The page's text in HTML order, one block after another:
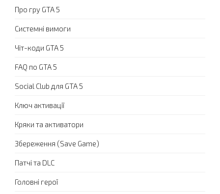
Про гру GTA 5
Системні вимоги
Чіт-коди GTA 5
FAQ по GTA 5
Social Club для GTA 5
Ключ активації
Кряки та активатори
Збереження (Save Game)
Патчі та DLC
Головні герої